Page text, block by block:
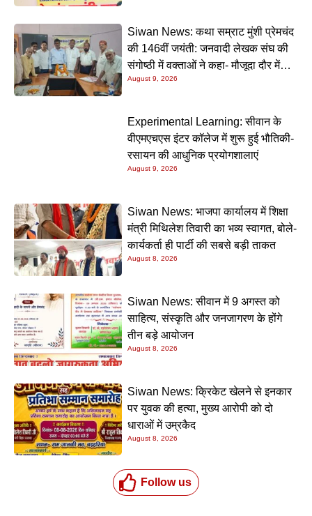
Siwan News: कथा सम्राट मुंशी प्रेमचंद
की 146वीं जयंती: जनवादी लेखक संघ की
संगोष्ठी में वक्ताओं ने कहा- मौजूदा दौर में
प्रेमचंद की रचनाएं और अधिक प्रासंगिक
August 9, 2026
Experimental Learning: सीवान के
वीएमएचएस इंटर कॉलेज में शुरू हुई भौतिकी-
रसायन की आधुनिक प्रयोगशालाएं
August 9, 2026
Siwan News: भाजपा कार्यालय में शिक्षा
मंत्री मिथिलेश तिवारी का भव्य स्वागत, बोले-
कार्यकर्ता ही पार्टी की सबसे बड़ी ताकत
August 8, 2026
Siwan News: सीवान में 9 अगस्त को
साहित्य, संस्कृति और जनजागरण के होंगे
तीन बड़े आयोजन
August 8, 2026
Siwan News: क्रिकेट खेलने से इनकार
पर युवक की हत्या, मुख्य आरोपी को दो
धाराओं में उम्रकैद
August 8, 2026
Follow us